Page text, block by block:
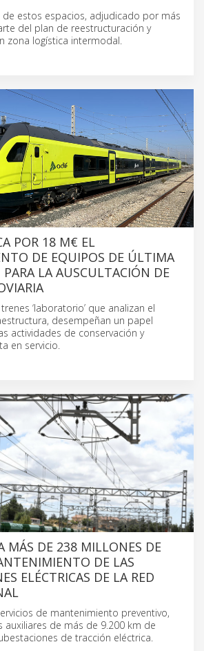
estos espacios, adjudicado por más
del plan de reestructuración y
zona logística intermodal.
POR 18 M€ EL
DE EQUIPOS DE ÚLTIMA
PARA LA AUSCULTACIÓN DE
‘laboratorio’ que analizan el
desempeñan un papel
actividades de conservación y
en servicio.
MÁS DE 238 MILLONES DE
DE LAS
ELÉCTRICAS DE LA RED
de mantenimiento preventivo,
auxiliares de más de 9.200 km de
de tracción eléctrica.